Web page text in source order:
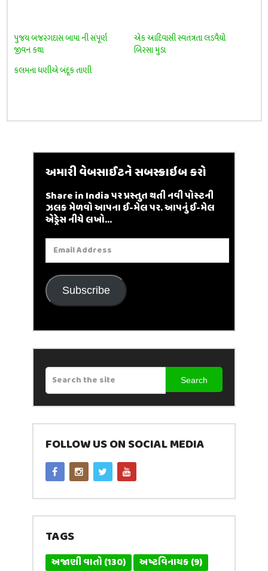
પુજય બજરંગદાસ બાપા ની સંપૂર્ણ
જીવન કથા
એક આદિવાસી સ્વતંત્રતા લડવૈયો
બિરસા મુંડા
કલમના ધણીએ બંદૂક તાણી
અમારી વેબસાઈટને સબસ્ક્રાઇબ કરો
Share in India પર પ્રસ્તુત થતી નવી પોસ્ટની
ઝલક મેળવો આપના ઈ-મેલ પર. આપનું ઈ-મેલ
એડ્રેસ નીચે લખો...
Email
Address
Subscribe
Search
FOLLOW US ON SOCIAL MEDIA
TAGS
અજાણી વાતો(130) અષ્ટવિનાયક(9)